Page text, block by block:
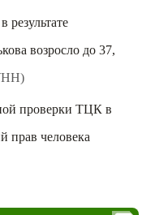
результате
возросло до 37,
проверки ТЦК в
прав человека